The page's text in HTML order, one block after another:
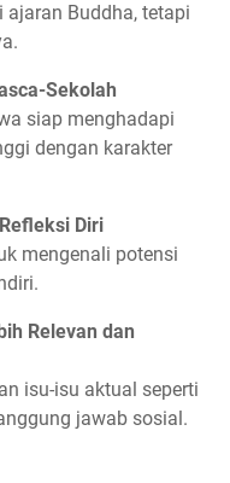
Buddha, tetapi
Sekolah
siap menghadapi
dengan karakter
Diri
mengenali potensi
Relevan dan
isu-isu aktual seperti
jawab sosial.